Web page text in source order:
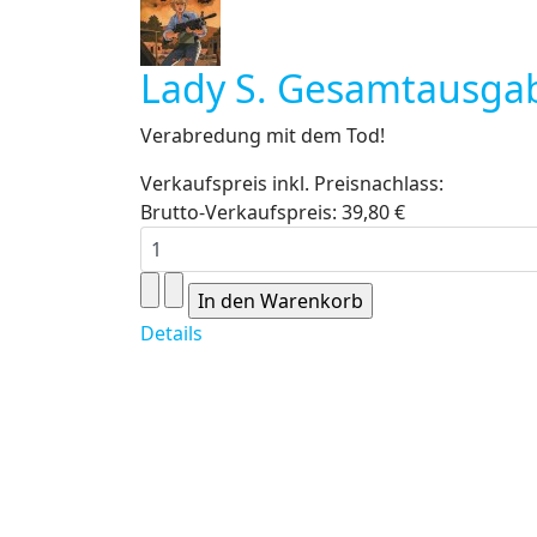
Lady S.
Verabredung mit dem Tod!
Verkaufspreis inkl. Preisnachlass:
Brutto-Verkaufspreis: 39,80 €
Details